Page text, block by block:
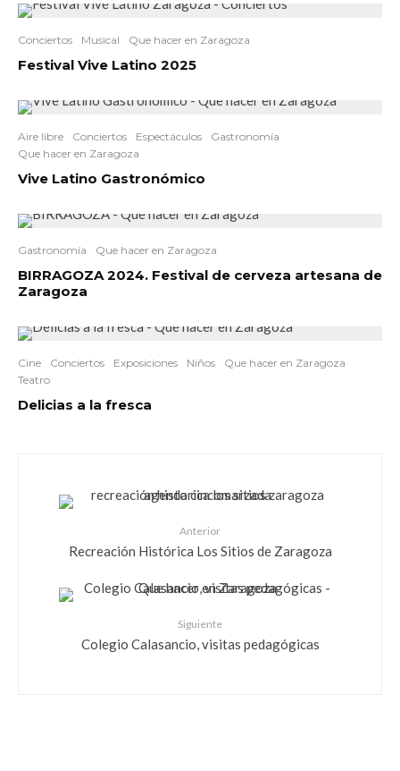
Conciertos Musical Que hacer en Zaragoza
Festival Vive Latino 2025
Aire libre Conciertos Espectáculos
Gastronomía
Que hacer en Zaragoza
Vive Latino Gastronómico
Gastronomía Que hacer en Zaragoza
BIRRAGOZA 2024. Festival de cerveza artesana de
Zaragoza
Cine Conciertos Exposiciones Niños
Que hacer en Zaragoza
Teatro
Delicias a la fresca
Anterior
Recreación Histórica Los Sitios de Zaragoza
Siguiente
Colegio Calasancio, visitas pedagógicas